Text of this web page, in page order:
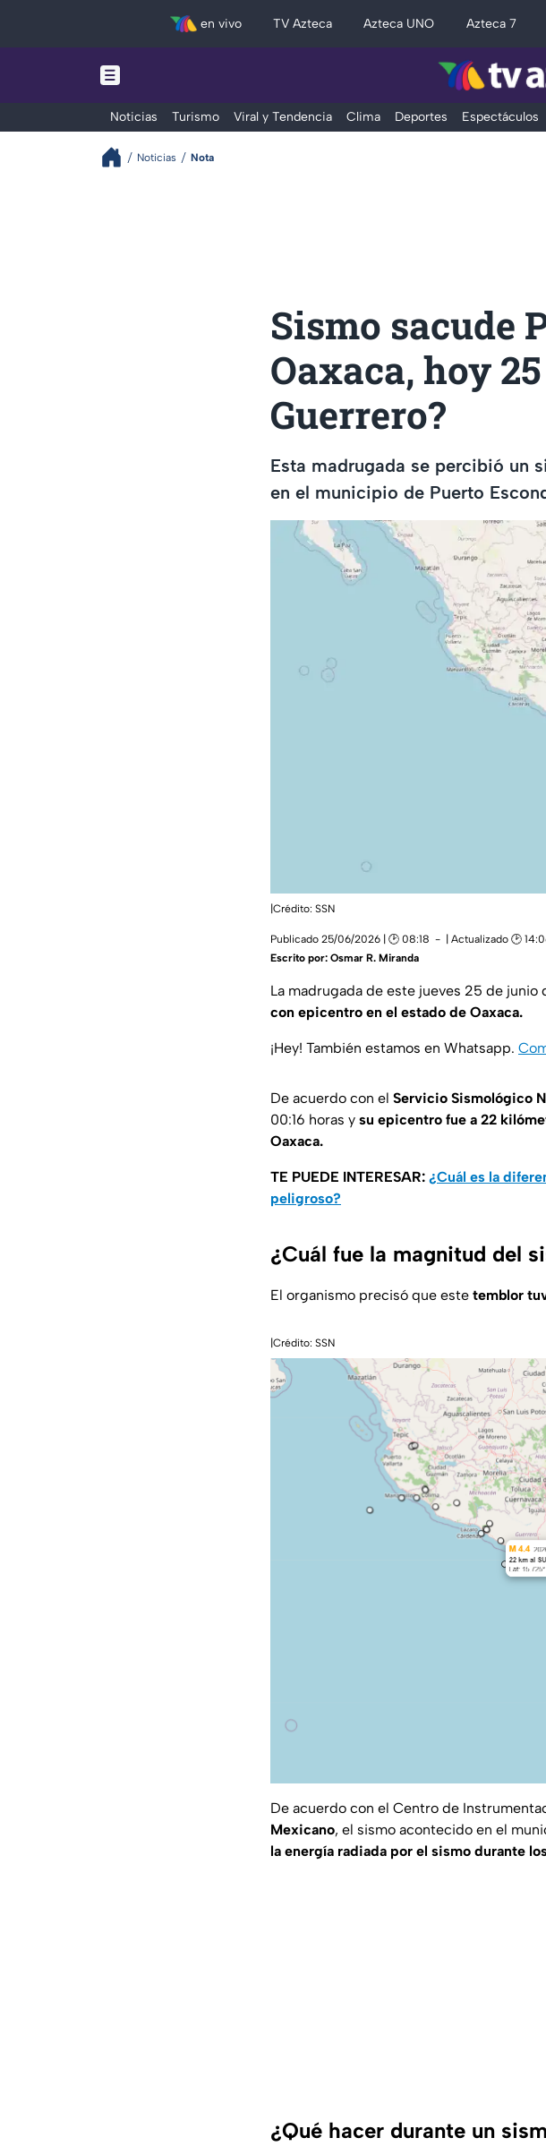
en vivo TV Azteca Azteca UNO Azteca 7
Noticias Turismo Viral y Tendencia Clima Deportes Espectáculos
Noticias Nota
Sismo sacude
Oaxaca, hoy
Guerrero?
Esta madrugada se percibió un
en el municipio de Puerto
|Crédito: SSN
Publicado 25/06/2026 | 🕑 08:18 | Actualizado 🕑
Escrito por: Osmar R. Miranda
La madrugada de este jueves 25 de
con epicentro en el estado de Oaxaca.
¡Hey! También estamos en Whatsapp.
De acuerdo con el Servicio Sismológico
00:16 horas y su epicentro fue a 22
Oaxaca.
TE PUEDE INTERESAR: ¿Cuál es la
peligroso?
¿Cuál fue la magnitud del
El organismo precisó que este temblor
|Crédito: SSN
De acuerdo con el Centro de
Mexicano, el sismo acontecido en el
la energía radiada por el sismo durante
¿Qué hacer durante un